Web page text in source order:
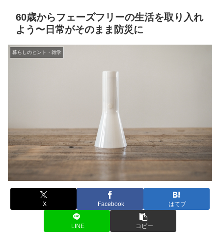
60歳からフェーズフリーの生活を取り入れ
よう〜日常がそのまま防災に
暮らしのヒント・雑学
X Facebook はてブ
LINE コピー